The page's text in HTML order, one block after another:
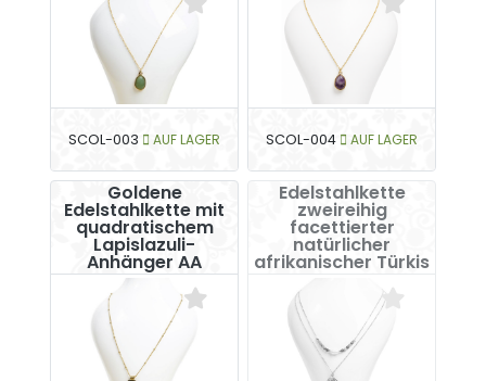
SCOL-003 AUF LAGER SCOL-004 AUF LAGER
Goldene
Edelstahlkette mit
quadratischem
Lapislazuli-
Anhänger AA
Goldene
Edelstahlkette
zweireihig
facettierter
natürlicher
afrikanischer Türkis